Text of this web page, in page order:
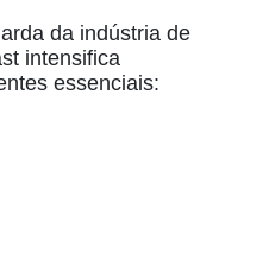
da indústria de
intensifica
essenciais: